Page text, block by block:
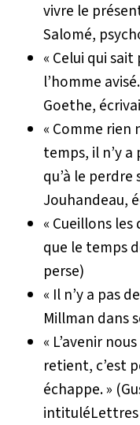
vivre le
Salomé,
« Celui qui
l’homme
Goethe,
« Comme rien
temps, il n’y
qu’à le
Jouhandeau,
« Cueillons les
que le temps
perse)
« Il n’y a pas
Millman dans
« L’avenir
retient, c’est
échappe. »
intitulé